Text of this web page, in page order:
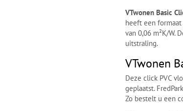
VTwonen Basic
heeft een
van 0,06 m²K/W.
uitstraling.
VTwonen
Deze click PVC
geplaatst.
Zo bestelt u een